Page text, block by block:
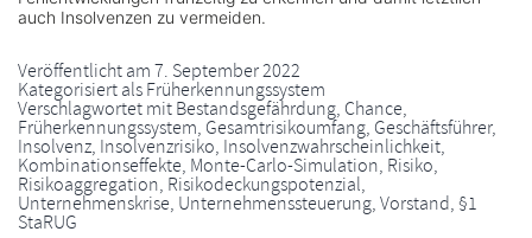
auch Insolvenzen zu vermeiden.
Veröffentlicht am7. September 2022
Kategorisiert alsFrüherkennungssystem
Verschlagwortet mitBestandsgefährdung, Chance,
Früherkennungssystem, Gesamtrisikoumfang, Geschäftsführer,
Insolvenz, Insolvenzrisiko, Insolvenzwahrscheinlichkeit,
Kombinationseffekte, Monte-Carlo-Simulation, Risiko,
Risikoaggregation, Risikodeckungspotenzial,
Unternehmenskrise, Unternehmenssteuerung,Vorstand,§1
StaRUG